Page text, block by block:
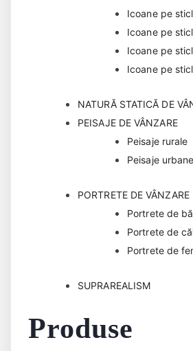
Icoane pe
Icoane pe
Icoane pe
Icoane pe
NATURĂ STATICĂ DE
PEISAJE DE VÂNZARE
Peisaje rurale
Peisaje urbane
PORTRETE DE VÂNZARE
Portrete de
Portrete de
Portrete de
SUPRAREALISM
Produse